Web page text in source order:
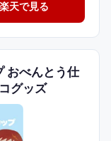
楽天で見る
おべんとう仕
グッズ